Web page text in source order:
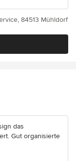
84513 Mühldorf
das
Gut organisierte